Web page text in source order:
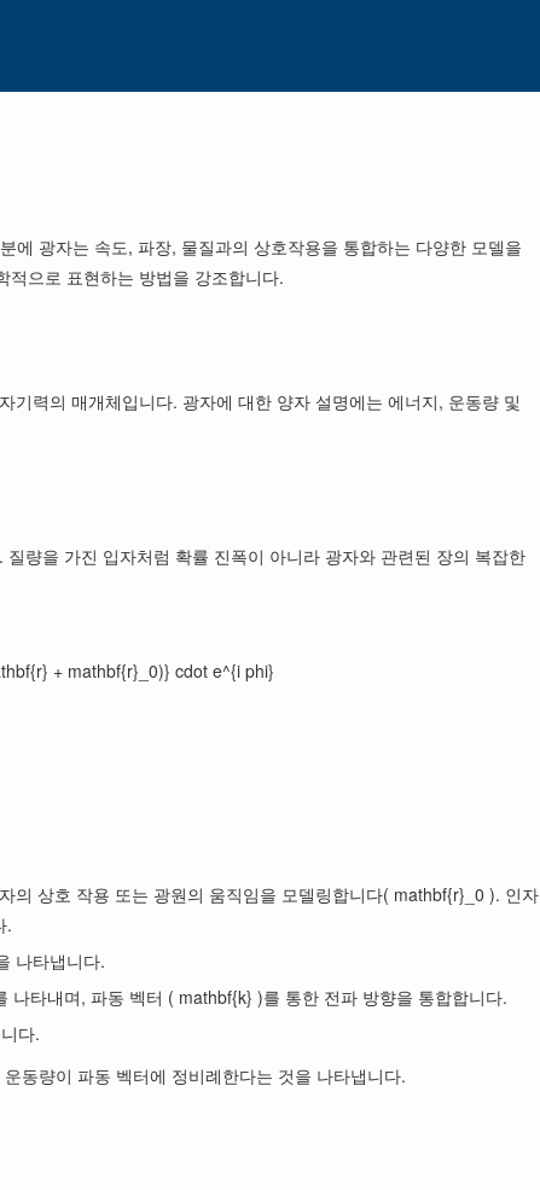
에 광자는 속도, 파장, 물질과의 상호작용을 통합하는 다양한 모델을
으로 표현하는 방법을 강조합니다.
력의 매개체입니다. 광자에 대한 양자 설명에는 에너지, 운동량 및
량을 가진 입자처럼 확률 진폭이 아니라 광자와 관련된 장의 복잡한
+ mathbf{r}_0)} cdot e^{i phi}
의 상호 작용 또는 광원의 움직임을 모델링합니다( mathbf{r}_0 ). 인자
.
나타냅니다.
나타내며, 파동 벡터 ( mathbf{k} )를 통한 전파 방향을 통합합니다.
다.
동량이 파동 벡터에 정비례한다는 것을 나타냅니다.